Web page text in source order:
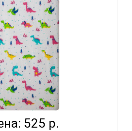
важные параметры д..
COLLECTION ДИНОЗАВРИКИ -
ПРОСТЫНЯ...
525 р.